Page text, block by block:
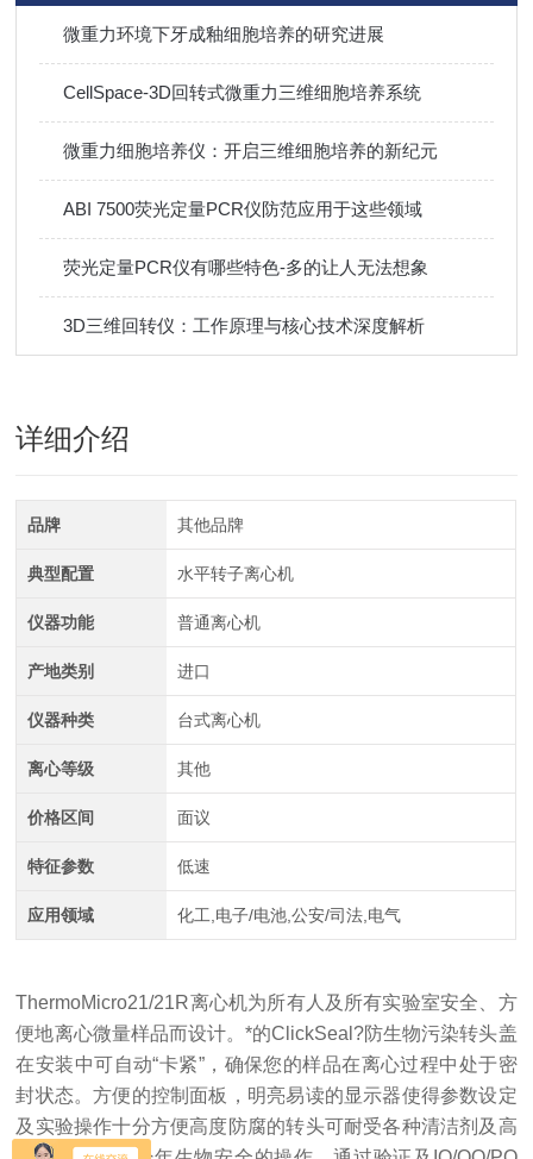
微重力环境下牙成釉细胞培养的研究进展
CellSpace-3D回转式微重力三维细胞培养系统
微重力细胞培养仪：开启三维细胞培养的新纪元
ABI 7500荧光定量PCR仪防范应用于这些领域
荧光定量PCR仪有哪些特色-多的让人无法想象
3D三维回转仪：工作原理与核心技术深度解析
详细介绍
品牌 其他品牌
典型配置 水平转子离心机
仪器功能 普通离心机
产地类别 进口
仪器种类 台式离心机
离心等级 其他
价格区间 面议
特征参数 低速
应用领域 化工,电子/电池,公安/司法,电气
ThermoMicro21/21R离心机为所有人及所有实验室安全、方
便地离心微量样品而设计。*的ClickSeal?防生物污染转头盖
在安装中可自动“卡紧”，确保您的样品在离心过程中处于密
封状态。方便的控制面板，明亮易读的显示器使得参数设定
及实验操作十分方便高度防腐的转头可耐受各种清洁剂及高